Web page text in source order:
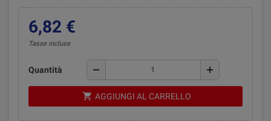
6,82 €
Tasse incluse
Quantità remove add
shopping_cart AGGIUNGI AL CARRELLO